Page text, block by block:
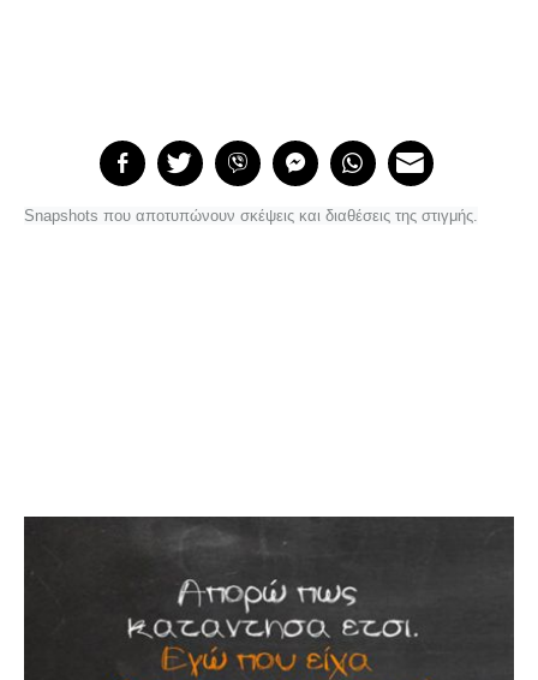
Snapshots που αποτυπώνουν σκέψεις και διαθέσεις της στιγμής.